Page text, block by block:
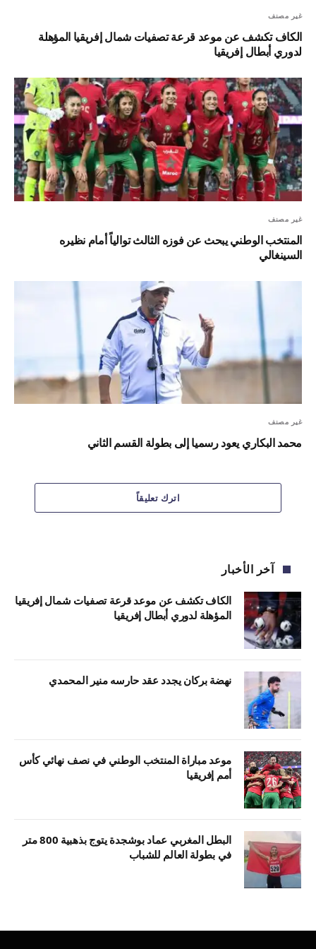
غير مصنف
الكاف تكشف عن موعد قرعة تصفيات شمال إفريقيا المؤهلة
لدوري أبطال إفريقيا
غير مصنف
المنتخب الوطني يبحث عن فوزه الثالث توالياً أمام نظيره
السينغالي
غير مصنف
محمد البكاري يعود رسميا إلى بطولة القسم الثاني
اترك تعليقاً
آخر الأخبار
الكاف تكشف عن موعد قرعة تصفيات شمال إفريقيا
المؤهلة لدوري أبطال إفريقيا
نهضة بركان يجدد عقد حارسه منير المحمدي
موعد مباراة المنتخب الوطني في نصف نهائي كأس
أمم إفريقيا
البطل المغربي عماد بوشجدة يتوج بذهبية 800 متر
في بطولة العالم للشباب